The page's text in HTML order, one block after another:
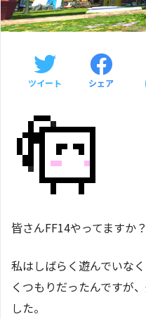
ツイート シェア
皆さんFF14やってますか？
私はしばらく遊んでいな
くつもりだったんですが
した。